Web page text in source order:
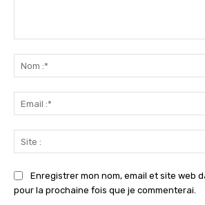
Enregistrer mon nom, email et site web
pour la prochaine fois que je commenterai.